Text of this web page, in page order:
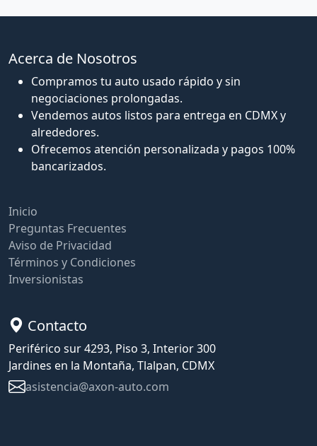
Acerca de Nosotros
Compramos tu auto usado rápido y sin
negociaciones prolongadas.
Vendemos autos listos para entrega en CDMX y
alrededores.
Ofrecemos atención personalizada y pagos 100%
bancarizados.
Inicio
Preguntas Frecuentes
Aviso de Privacidad
Términos y Condiciones
Inversionistas
Contacto
Periférico sur 4293, Piso 3, Interior 300
Jardines en la Montaña, Tlalpan, CDMX
asistencia@axon-auto.com